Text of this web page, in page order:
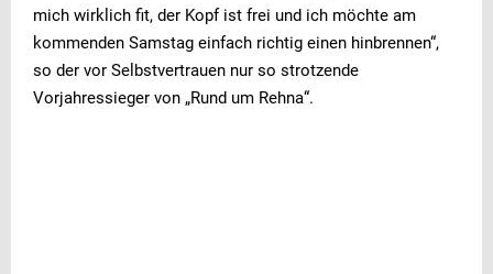
mich wirklich fit, der Kopf ist frei und ich möchte am
kommenden Samstag einfach richtig einen hinbrennen“,
so der vor Selbstvertrauen nur so strotzende
Vorjahressieger von „Rund um Rehna“.